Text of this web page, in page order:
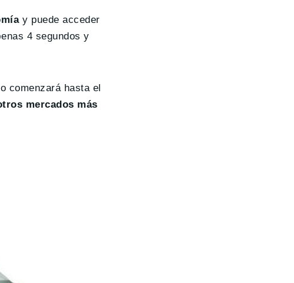
y puede acceder
4 segundos y
comenzará hasta el
mercados más